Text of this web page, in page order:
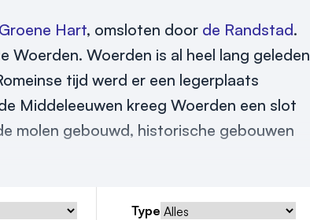
Hart, omsloten door de Randstad.
Woerden. Woerden is al heel lang geleden
tijd werd er een legerplaats
Middeleeuwen kreeg Woerden een slot
molen gebouwd, historische gebouwen
Type